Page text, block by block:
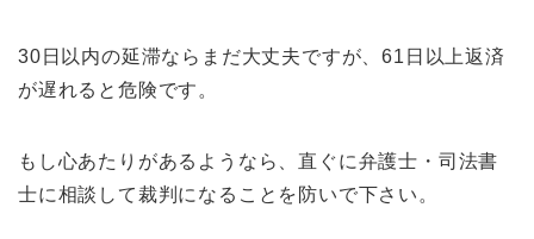
30日以内の延滞ならまだ大丈夫ですが、61日以上返済
が遅れると危険です。
もし心あたりがあるようなら、直ぐに弁護士・司法書
士に相談して裁判になることを防いで下さい。